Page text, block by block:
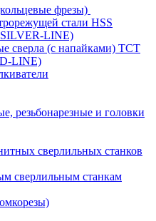
фрезы)
стали HSS
LINE)
сверла (с напайками) ТСТ
LINE)
резьбонарезные и головки
сверлильных станков
сверлильным станкам